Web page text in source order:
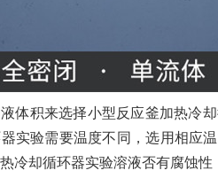
体积来选择小型反应釜加热冷
实验需要温度不同，选用相应
冷却循环器实验溶液否有腐蚀